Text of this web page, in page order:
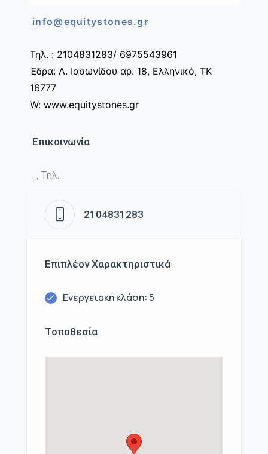
info@equitystones.gr
Τηλ. : 2104831283/ 6975543961
Έδρα: Λ. Ιασωνίδου αρ. 18, Ελληνικό, ΤΚ
16777
W: www.equitystones.gr
Επικοινωνία
, , Τηλ.
2104831283
Επιπλέον Χαρακτηριστικά
Ενεργειακή κλάση: 5
Τοποθεσία